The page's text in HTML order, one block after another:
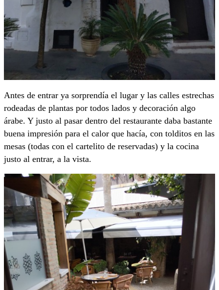
Antes de entrar ya sorprendía el lugar y las calles estrechas
rodeadas de plantas por todos lados y decoración algo
árabe. Y justo al pasar dentro del restaurante daba bastante
buena impresión para el calor que hacía, con tolditos en las
mesas (todas con el cartelito de reservadas) y la cocina
justo al entrar, a la vista.